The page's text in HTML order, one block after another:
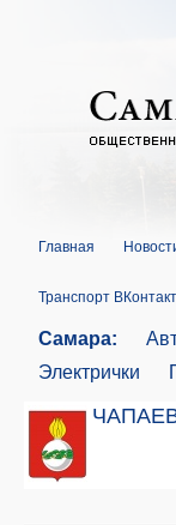
Главная
Транспорт
Самара:
Электрички